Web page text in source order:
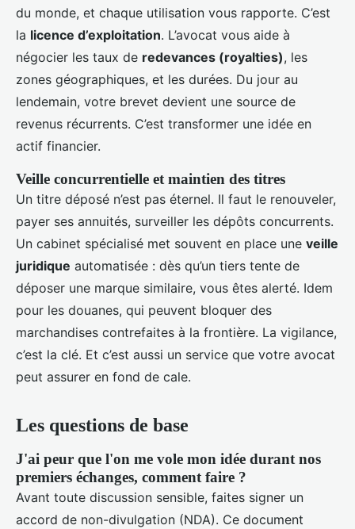
du monde, et chaque utilisation vous rapporte. C’est
la licence d’exploitation. L’avocat vous aide à
négocier les taux de redevances (royalties), les
zones géographiques, et les durées. Du jour au
lendemain, votre brevet devient une source de
revenus récurrents. C’est transformer une idée en
actif financier.
Veille concurrentielle et maintien des titres
Un titre déposé n’est pas éternel. Il faut le renouveler,
payer ses annuités, surveiller les dépôts concurrents.
Un cabinet spécialisé met souvent en place une veille
juridique automatisée : dès qu’un tiers tente de
déposer une marque similaire, vous êtes alerté. Idem
pour les douanes, qui peuvent bloquer des
marchandises contrefaites à la frontière. La vigilance,
c’est la clé. Et c’est aussi un service que votre avocat
peut assurer en fond de cale.
Les questions de base
J'ai peur que l'on me vole mon idée durant nos
premiers échanges, comment faire ?
Avant toute discussion sensible, faites signer un
accord de non-divulgation (NDA). Ce document